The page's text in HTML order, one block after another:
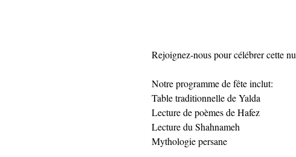
Rejoignez-nous pour célébrer cette
Notre programme de fête inclut:
Table traditionnelle de Yalda
Lecture de poèmes de Hafez
Lecture du Shahnameh
Mythologie persane